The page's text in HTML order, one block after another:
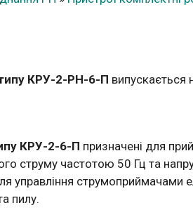
КРУ-2-РН-6-П випускається
КРУ-2-6-П призначені для
струму частотою 50 Гц та
управління струмоприймачами
пилу.